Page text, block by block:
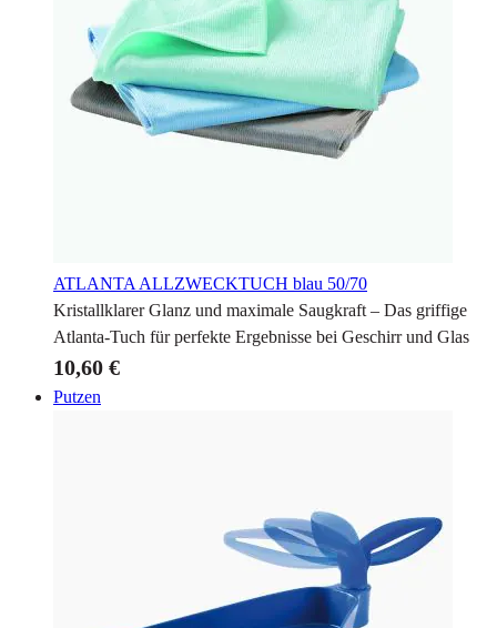
ATLANTA ALLZWECKTUCH blau 50/70
Kristallklarer Glanz und maximale Saugkraft – Das griffige
Atlanta-Tuch für perfekte Ergebnisse bei Geschirr und Glas
10,60 €
Putzen